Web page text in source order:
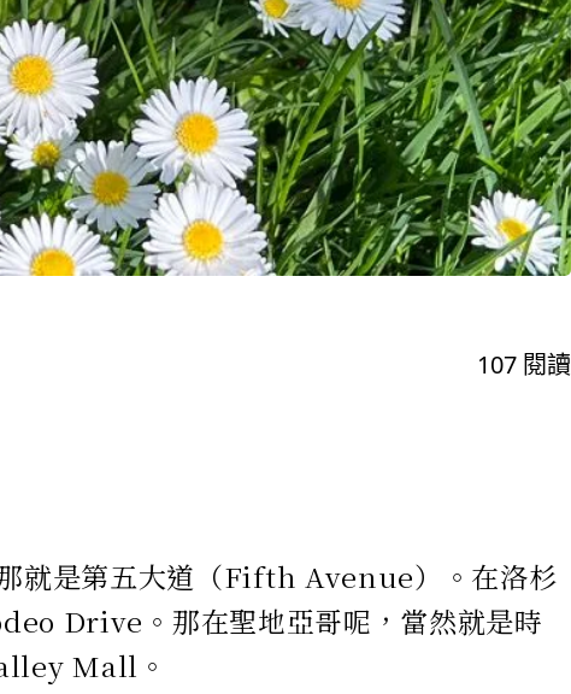
107 閱讀
就是第五大道（Fifth Avenue）。在洛杉
Drive。那在聖地亞哥呢，當然就是時
Mall。